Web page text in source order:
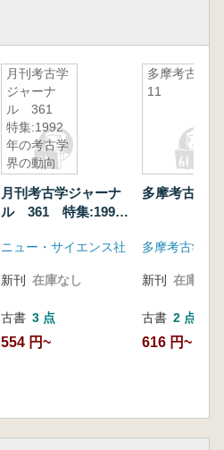
月刊考古学
ジャーナ
ル 361
特集:1992
年の考古学
界の動向
月刊考古学ジャーナ
ル 361 特集:1992
ニュー・サイエンス社
新刊 在庫なし
古書 3 点
554 円~
多摩考古
11
多摩考古 11
多摩考古学研
新刊 在庫なし
古書 2 点
616 円~